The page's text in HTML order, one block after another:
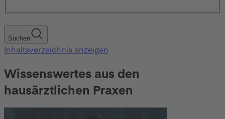
Suchen
Inhaltsverzeichnis anzeigen
Wissenswertes aus den
hausärztlichen Praxen